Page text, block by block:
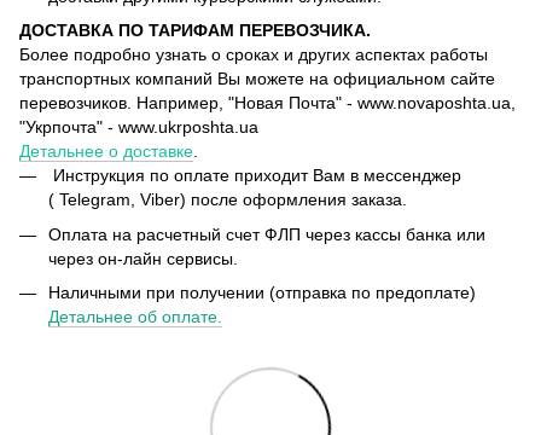
ДОСТАВКА ПО ТАРИФАМ ПЕРЕВОЗЧИКА.
Более подробно узнать о сроках и других аспектах работы
транспортных компаний Вы можете на официальном сайте
перевозчиков. Например, "Новая Почта" - www.novaposhta.ua,
"Укрпочта" - www.ukrposhta.ua
Детальнее о доставке
Инструкция по оплате приходит Вам в мессенджер
( Telegram, Viber) после оформления заказа.
Оплата на расчетный счет ФЛП через кассы банка или
через он-лайн сервисы.
Наличными при получении (отправка по предоплате)
Детальнее об оплате.